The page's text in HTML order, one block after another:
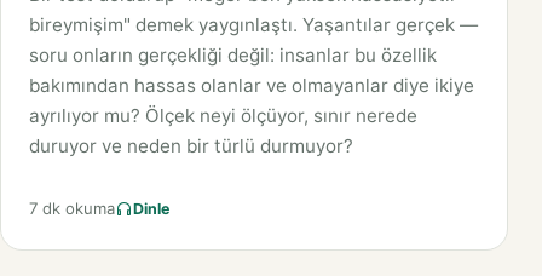
bireymişim" demek yaygınlaştı. Yaşantılar gerçek —
soru onların gerçekliği değil: insanlar bu özellik
bakımından hassas olanlar ve olmayanlar diye ikiye
ayrılıyor mu? Ölçek neyi ölçüyor, sınır nerede
duruyor ve neden bir türlü durmuyor?
7 dk okuma Dinle